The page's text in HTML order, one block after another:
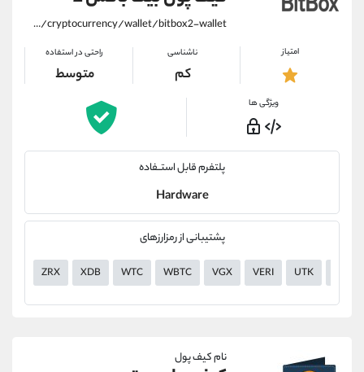
https://alirezamehrabi.com/cryptocurrency/wallet/bitbox2-wallet
امتیاز ناشناسی
کم
راحتی در استفاده
متوسط
ویژگی ها
پلتفرم قابل استــفاده
Hardware
پشتیبانی از رمزارزهای
ZRX XDB WTC WBTC VGX VERI UTK
نام کیف پول